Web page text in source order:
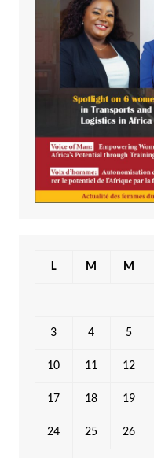
L M M
3 4 5
10 11 12
17 18 19
24 25 26